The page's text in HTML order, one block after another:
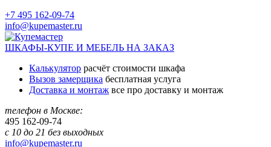
+7 495 162-09-74
info@kupemaster.ru
ШКАФЫ-КУПЕ И МЕБЕЛЬ НА ЗАКАЗ
Калькулятор расчёт стоимости шкафа
Вызов замерщика бесплатная услуга
Доставка и монтаж все про доставку и монтаж
телефон в Москве:
495 162-09-74
с 10 до 21 без выходных
info@kupemaster.ru